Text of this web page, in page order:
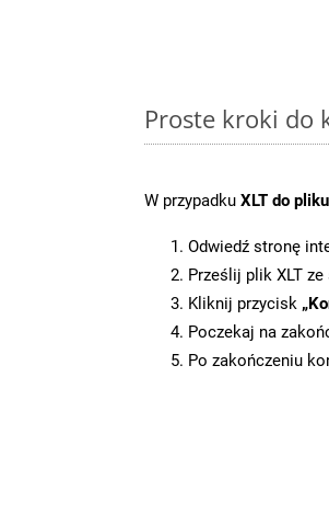
Proste kroki do
W przypadku XLT do
Odwiedź stronę
Prześlij plik XLT
Kliknij przycisk
Poczekaj na
Po zakończeniu